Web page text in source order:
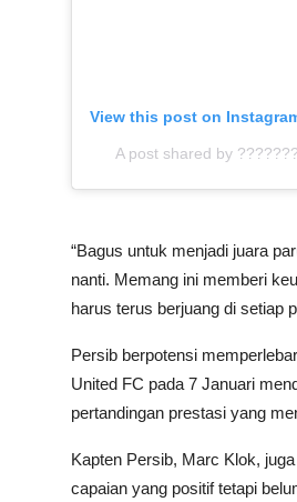
View this post on
A post shared by
“Bagus untuk menjadi juara
nanti. Memang ini memberi
harus terus berjuang di setiap
Persib berpotensi
United FC pada 7 Januari
pertandingan prestasi yang
Kapten Persib, Marc Klok,
capaian yang positif tetapi